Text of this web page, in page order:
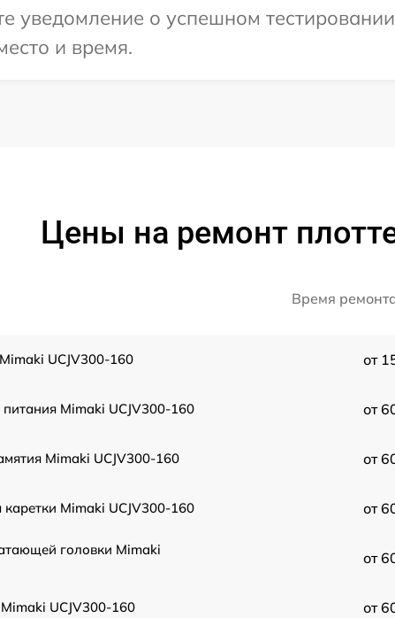
уведомление о успешном
и время.
Цены на ремонт
Время
UCJV300-160 от
Mimaki UCJV300-160 от
Mimaki UCJV300-160 от
Mimaki UCJV300-160 от
головки Mimaki
от
UCJV300-160 от